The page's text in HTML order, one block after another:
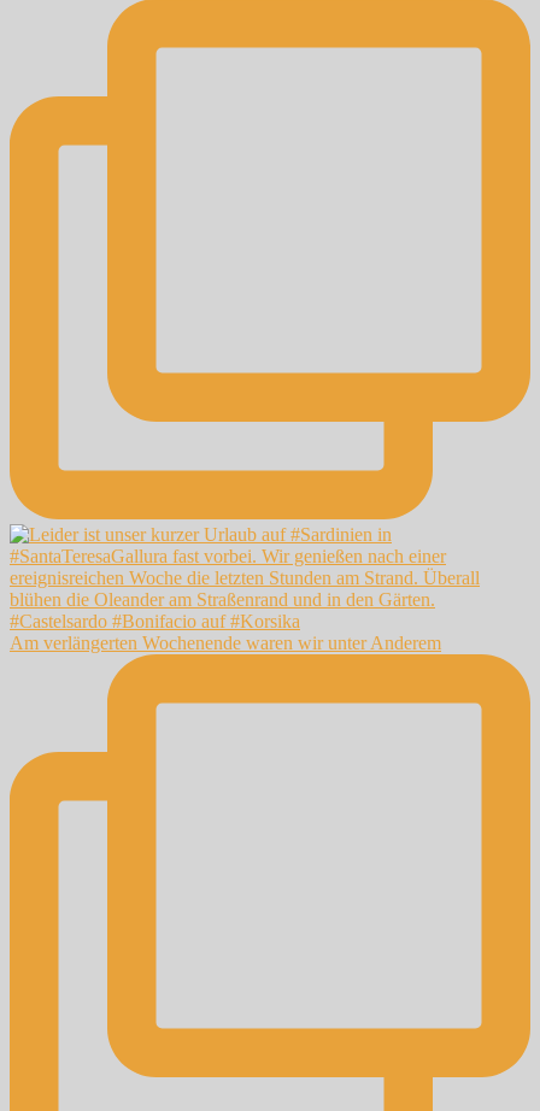
Am verlängerten Wochenende waren wir unter Anderem